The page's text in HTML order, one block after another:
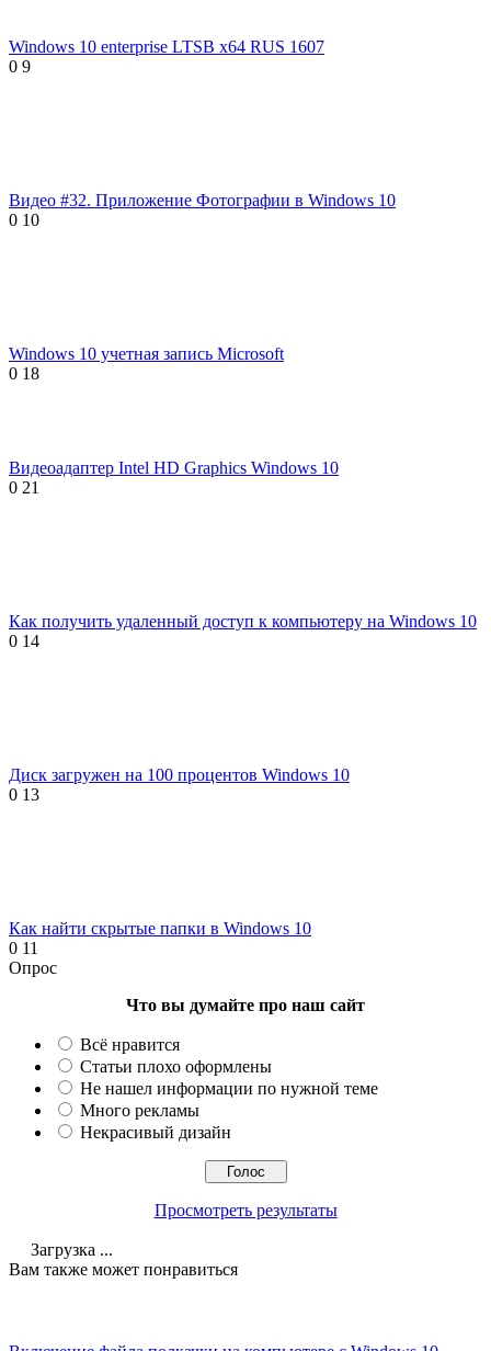
Windows 10 enterprise LTSB x64 RUS 1607
0 9
Видео #32. Приложение Фотографии в Windows 10
0 10
Windows 10 учетная запись Microsoft
0 18
Видеоадаптер Intel HD Graphics Windows 10
0 21
Как получить удаленный доступ к компьютеру на Windows 10
0 14
Диск загружен на 100 процентов Windows 10
0 13
Как найти скрытые папки в Windows 10
0 11
Опрос
Что вы думайте про наш сайт
Всё нравится
Статьи плохо оформлены
Не нашел информации по нужной теме
Много рекламы
Некрасивый дизайн
Просмотреть результаты
Загрузка ...
Вам также может понравиться